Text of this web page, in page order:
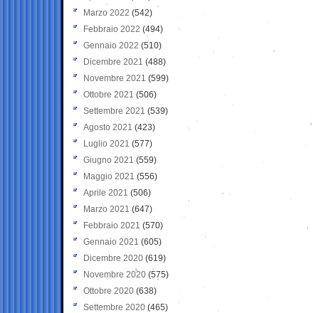
Marzo 2022 (542)
Febbraio 2022 (494)
Gennaio 2022 (510)
Dicembre 2021 (488)
Novembre 2021 (599)
Ottobre 2021 (506)
Settembre 2021 (539)
Agosto 2021 (423)
Luglio 2021 (577)
Giugno 2021(559)
Maggio 2021 (556)
Aprile 2021 (506)
Marzo 2021 (647)
Febbraio 2021 (570)
Gennaio 2021 (605)
Dicembre 2020 (619)
Novembre 2020 (575)
Ottobre 2020 (638)
Settembre 2020(465)